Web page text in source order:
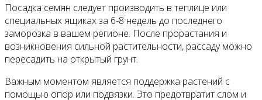
Посадка семян следует производить в теплице или
специальных ящиках за 6-8 недель до последнего
заморозка в вашем регионе. После прорастания и
возникновения сильной растительности, рассаду можно
пересадить на открытый грунт.
Важным моментом является поддержка растений с
помощью опор или подвязки. Это предотвратит слом и